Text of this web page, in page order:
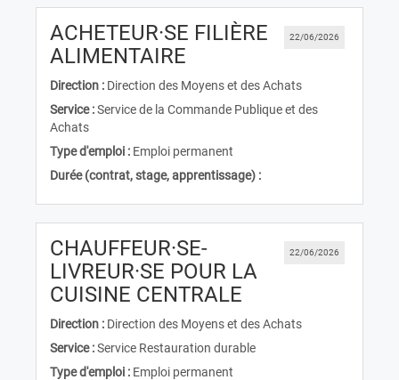
22/06/2026
ACHETEUR·SE FILIÈRE
ALIMENTAIRE
Direction : Direction des Moyens et des Achats
Service :Service de la Commande Publique et des
Achats
Type d'emploi : Emploi permanent
Durée (contrat, stage, apprentissage) :
22/06/2026
CHAUFFEUR·SE-
LIVREUR·SE POUR LA
CUISINE CENTRALE
Direction : Direction des Moyens et des Achats
Service :Service Restauration durable
Type d'emploi : Emploi permanent